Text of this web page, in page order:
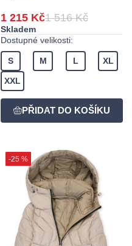
1 215 Kč1 516 Kč
Skladem
Dostupné velikosti:
S M L XL
XXL
-25 %